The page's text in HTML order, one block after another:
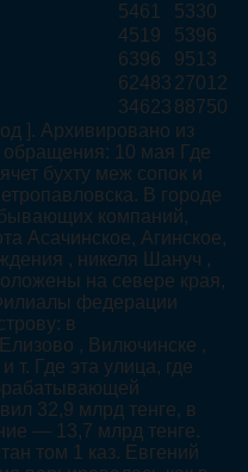
5461
5330
4519
5396
6396
9513
62483 27012
34623 88750
]. Архивировано из
обращения: 10 мая Где
бухту меж сопок и
В городе
компаний,
Асачинское, Агинское,
, никеля Шануч ,
на севере края,
федерации
в
, Вилючинске ,
т. Где эта улица, где
32,9 млрд тенге, в
— 13,7 млрд тенге.
том 1 каз. Евгений